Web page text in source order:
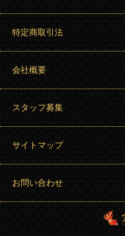
特定商取引法
会社概要
スタッフ募集
サイトマップ
お問い合わせ